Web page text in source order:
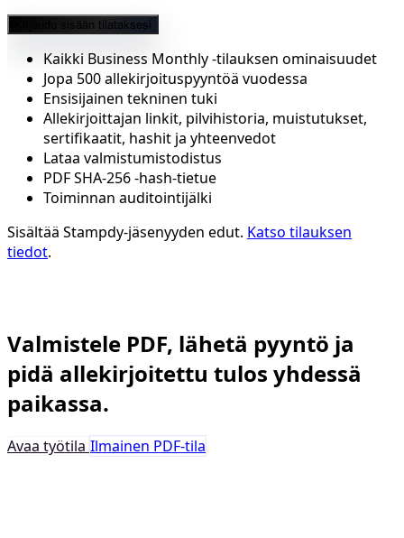
Kirjaudu sisään tilataksesi
Kaikki Business Monthly -tilauksen ominaisuudet
Jopa 500 allekirjoituspyyntöä vuodessa
Ensisijainen tekninen tuki
Allekirjoittajan linkit, pilvihistoria, muistutukset,
sertifikaatit, hashit ja yhteenvedot
Lataa valmistumistodistus
PDF SHA-256 -hash-tietue
Toiminnan auditointijälki
Sisältää Stampdy-jäsenyyden edut. Katso tilauksen
tiedot.
Valmistele PDF, lähetä pyyntö ja
pidä allekirjoitettu tulos yhdessä
paikassa.
Avaa työtila Ilmainen PDF-tila